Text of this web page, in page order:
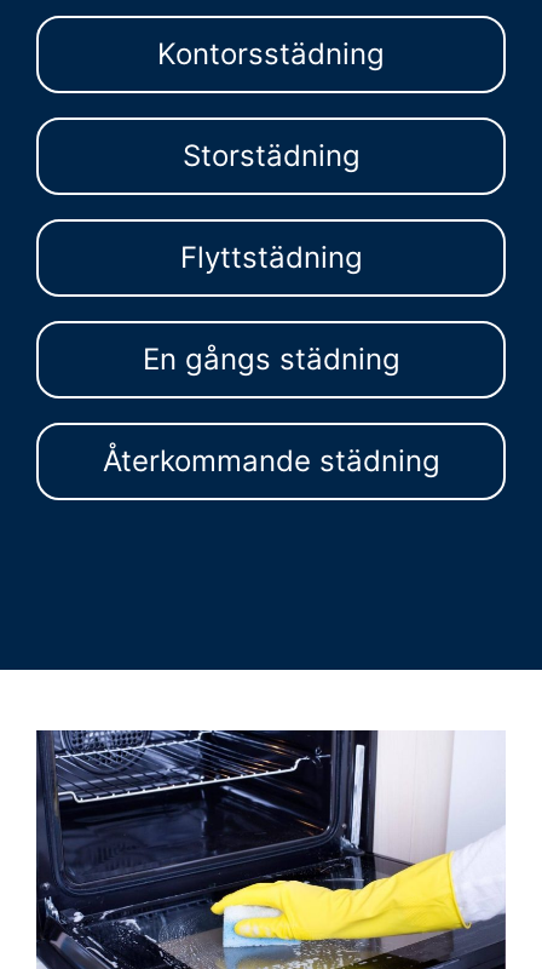
Kontorsstädning
Storstädning
Flyttstädning
En gångs städning
Återkommande städning